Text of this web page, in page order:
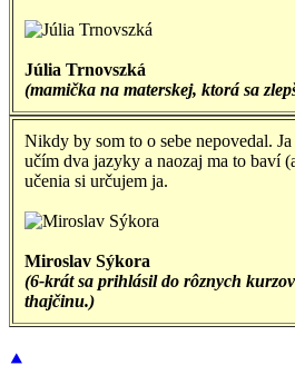
Júlia Trnovszká
(mamička na materskej, ktorá sa
Nikdy by som to o sebe nepovedal.
učím dva jazyky a naozaj ma to baví
učenia si určujem ja.
Miroslav Sýkora
(6-krát sa prihlásil do rôznych
thajčinu.)
⯅